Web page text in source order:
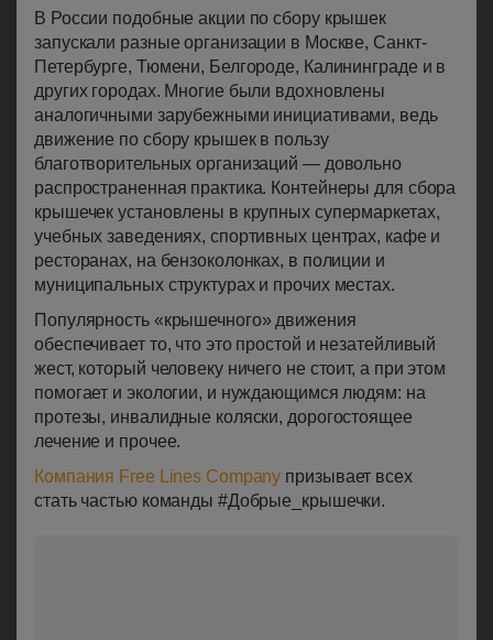
В России подобные акции по сбору крышек
запускали разные организации в Москве, Санкт-
Петербурге, Тюмени, Белгороде, Калининграде и в
других городах. Многие были вдохновлены
аналогичными зарубежными инициативами, ведь
движение по сбору крышек в пользу
благотворительных организаций — довольно
распространенная практика. Контейнеры для сбора
крышечек установлены в крупных супермаркетах,
учебных заведениях, спортивных центрах, кафе и
ресторанах, на бензоколонках, в полиции и
муниципальных структурах и прочих местах.
Популярность «крышечного» движения
обеспечивает то, что это простой и незатейливый
жест, который человеку ничего не стоит, а при этом
помогает и экологии, и нуждающимся людям: на
протезы, инвалидные коляски, дорогостоящее
лечение и прочее.
Компания Free Lines Company призывает всех
стать частью команды #Добрые_крышечки.